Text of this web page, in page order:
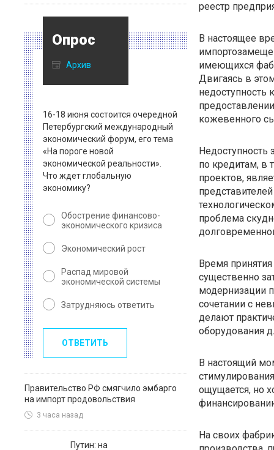
Опрос
Архив
16-18 июня состоится очередной
Петербургский международный
экономический форум, его тема
«На пороге новой
экономической реальности».
Что ждет глобальную
экономику?
Обострение финансово-
экономического кризиса
Экономический рост
Распад мировой
экономической системы
Затрудняюсь ответить
ОТВЕТИТЬ
Правительство РФ смягчило эмбарго
на импорт продовольствия
3 часа назад
Путин: на
реестр
В настоящее
имеющихся
Двигаясь в
недоступность
кожевенного
Недоступность
по кредитам, в
проектов,
проблема
Время
существенно
модернизации
сочетании с
делают
оборудования
В настоящий
ощущается, но
На своих